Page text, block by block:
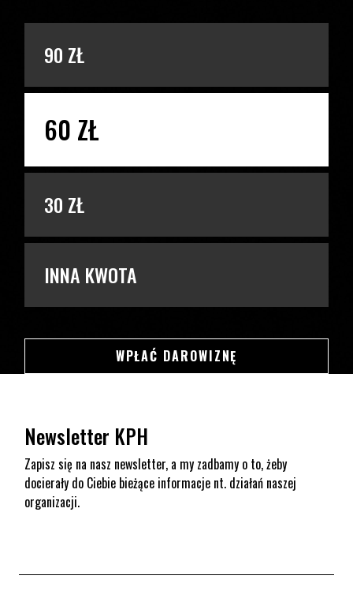
90 ZŁ
60 ZŁ
30 ZŁ
INNA KWOTA
PODAJ KWOTĘ
WPŁAĆ DAROWIZNĘ
Newsletter KPH
Zapisz się na nasz newsletter, a my zadbamy o to, żeby
docierały do Ciebie bieżące informacje nt. działań naszej
organizacji.